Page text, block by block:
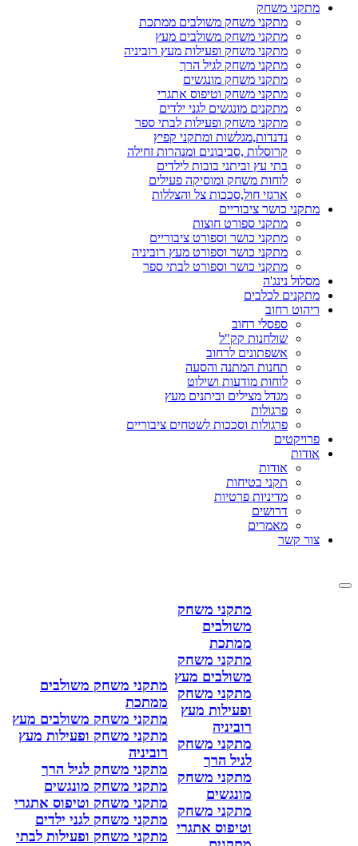
מתקני משחק
מתקני משחק משולבים ממתכת
מתקני משחק משולבים מעץ
מתקני משחק ופעילות מעץ רוביניה
מתקני משחק לגיל הרך
מתקני משחק מונגשים
מתקני משחק וטיפוס אתגרי
מתקנים מונגשים לגני ילדים
מתקני משחק ופעילות לבתי ספר
נדנדות,מגלשות ומתקני קפיץ
קרוסלות ,סביבונים ומנהרות זחילה
בתי עץ וביתני בובות לילדים
לוחות משחק ומוסיקה פעילים
ארגזי חול,סככות צל והצללות
מתקני כושר ציבוריים
מתקני ספורט חוצות
מתקני כושר וספורט ציבוריים
מתקני כושר וספורט מעץ רוביניה
מתקני כושר וספורט לבתי ספר
מסלול נינג'ה
מתקנים לכלבים
ריהוט רחוב
ספסלי רחוב
שולחנות קק"ל
אשפתונים לרחוב
תחנות המתנה והסעה
לוחות מודעות ושילוט
מגדל מצילים וביתנים מעץ
פרגולות
פרגולות וסככות לשטחים ציבוריים
פרויקטים
אודות
אודות
תקני בטיחות
מדיניות פרטיות
דרושים
מאמרים
צור קשר
מתקני משחק
משולבים
ממתכת
מתקני משחק
משולבים מעץ
מתקני משחק
ופעילות מעץ
רוביניה
מתקני משחק
לגיל הרך
מתקני משחק
מונגשים
מתקני משחק
וטיפוס אתגרי
מתקני משחק משולבים
ממתכת
מתקני משחק משולבים מעץ
מתקני משחק ופעילות מעץ
רוביניה
מתקני משחק לגיל הרך
מתקני משחק מונגשים
מתקני משחק וטיפוס אתגרי
מתקני משחק לגני ילדים
מתקני משחק ופעילות לבתי